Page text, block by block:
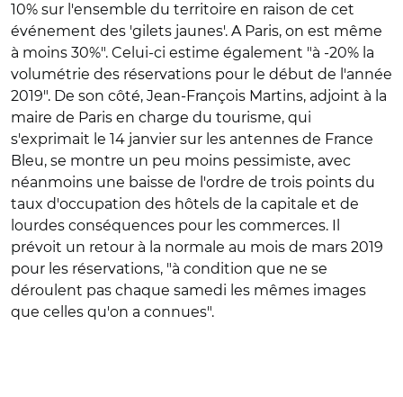
10% sur l'ensemble du territoire en raison de cet
événement des 'gilets jaunes'. A Paris, on est même
à moins 30%". Celui-ci estime également "à -20% la
volumétrie des réservations pour le début de l'année
2019". De son côté, Jean-François Martins, adjoint à la
maire de Paris en charge du tourisme, qui
s'exprimait le 14 janvier sur les antennes de France
Bleu, se montre un peu moins pessimiste, avec
néanmoins une baisse de l'ordre de trois points du
taux d'occupation des hôtels de la capitale et de
lourdes conséquences pour les commerces. Il
prévoit un retour à la normale au mois de mars 2019
pour les réservations, "à condition que ne se
déroulent pas chaque samedi les mêmes images
que celles qu'on a connues".